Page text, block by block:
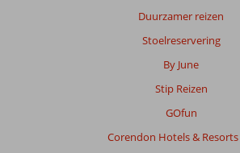
Duurzamer reizen
Stoelreservering
By June
Stip Reizen
GOfun
Corendon Hotels & Resorts